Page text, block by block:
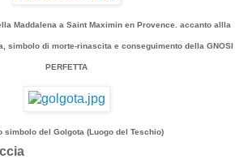
Maddalena a Saint Maximin en Provence. accanto allla
simbolo di morte-rinascita e conseguimento della GNOSI
PERFETTA
simbolo del Golgota (Luogo del Teschio)